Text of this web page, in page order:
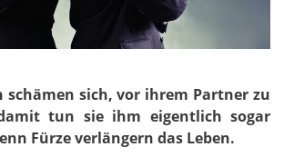
schämen sich, vor ihrem Partner zu
tun sie ihm eigentlich sogar
Fürze verlängern das Leben.